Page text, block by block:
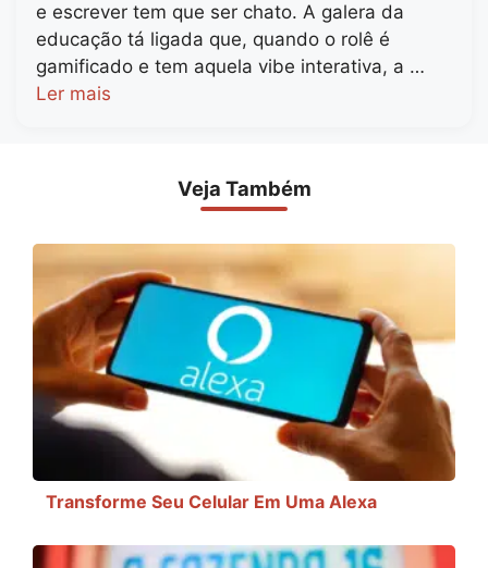
e escrever tem que ser chato. A galera da
educação tá ligada que, quando o rolê é
gamificado e tem aquela vibe interativa, a …
Ler mais
Veja Também
Transforme Seu Celular Em Uma Alexa